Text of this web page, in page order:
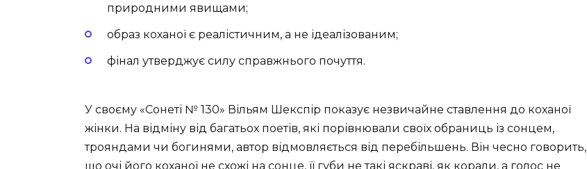
природними явищами;
образ коханої є реалістичним, а не ідеалізованим;
фінал утверджує силу справжнього почуття.
У своєму «Сонеті № 130» Вільям Шекспір показує незвичайне ставлення до коханої
жінки. На відміну від багатьох поетів, які порівнювали своїх обраниць із сонцем,
трояндами чи богинями, автор відмовляється від перебільшень. Він чесно говорить,
що очі його коханої не схожі на сонце, її губи не такі яскраві, як корали, а голос не